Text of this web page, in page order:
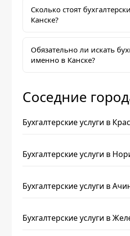
Сколько стоят
Канске?
Обязательно ли искать
именно в Канске?
Соседние
Бухгалтерские услуги в
Бухгалтерские услуги в
Бухгалтерские услуги в
Бухгалтерские услуги в